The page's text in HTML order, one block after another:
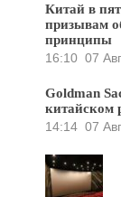
Китай в
призывам
принципы
16:10 07
Goldman
китайском
14:14 07